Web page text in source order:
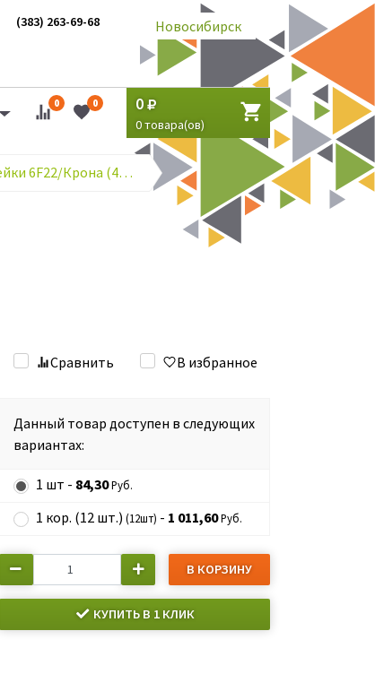
(383) 263-69-68 Новосибирск
0 0 0
0товара(ов)
Солевые батарейки 6F22/Крона (48,5 мм х 26,5 мм х 17,5 мм)
Сравнить В избранное
Данный товар доступен в следующих
вариантах:
1 шт - 84,30 Руб.
1 кор. (12 шт.) (12шт) - 1 011,60 Руб.
В КОРЗИНУ
КУПИТЬ В 1 КЛИК